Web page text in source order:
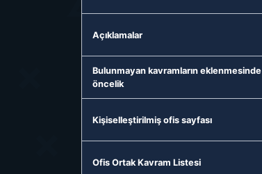
Açıklamalar
Bulunmayan kavramların eklenmesinde
öncelik
Kişiselleştirilmiş ofis sayfası
Ofis Ortak Kavram Listesi